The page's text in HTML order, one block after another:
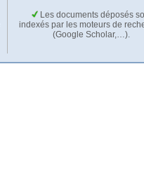
Les documents déposés
indexés par les moteurs de
(Google Scholar,…).